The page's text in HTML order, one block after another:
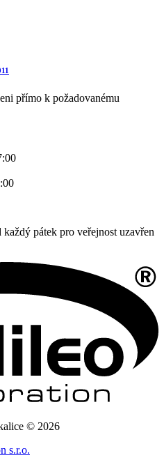
přímo k požadovanému
pátek pro veřejnost uzavřen
© 2026
s.r.o.